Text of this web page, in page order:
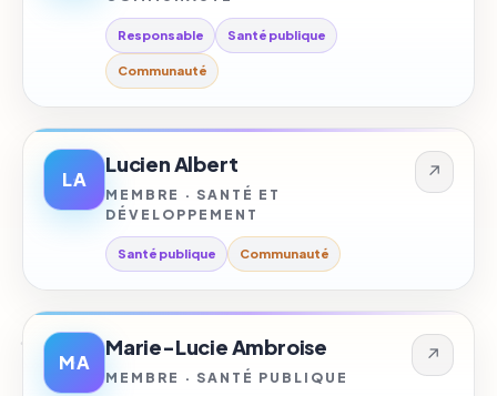
Responsable Santé publique
Communauté
LA
Lucien Albert
MEMBRE · SANTÉ ET
DÉVELOPPEMENT
Santé publique Communauté
↗
MA
Marie-Lucie Ambroise
MEMBRE · SANTÉ PUBLIQUE
↗